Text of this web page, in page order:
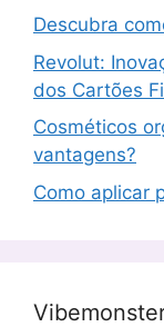
Descubra
Revolut:
dos Cartões
Cosméticos
vantagens?
Como aplicar